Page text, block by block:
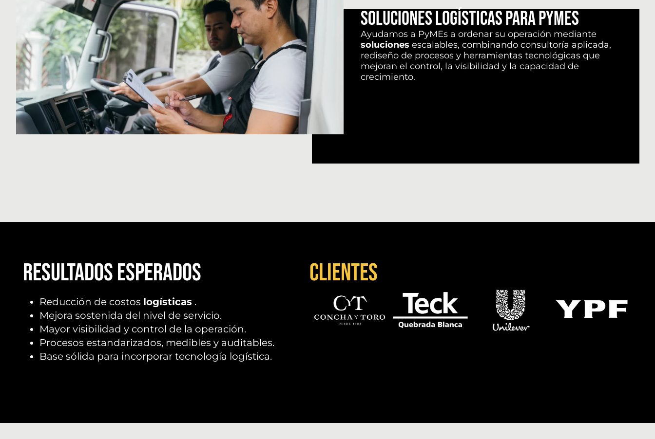
Soluciones Logísticas para PyMEs
Ayudamos a PyMEs a ordenar su operación mediante
soluciones escalables, combinando consultoría aplicada,
rediseño de procesos y herramientas tecnológicasque
mejoran el control, la visibilidad y la capacidad de
crecimiento.
Resultados esperados
Reducción de costos logísticas .
Mejora sostenida del nivel de servicio.
Mayor visibilidad y control de la operación.
Procesos estandarizados, medibles y auditables.
Base sólida para incorporar tecnología logística.
Clientes